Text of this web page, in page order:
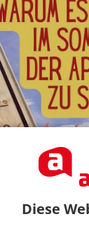
Diese
Foto: rawf8/
Apotheke zu
Abkühlung